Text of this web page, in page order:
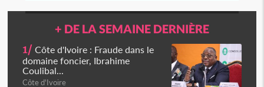
+ DE LA SEMAINE DERNIÈRE
1/ Côte d'Ivoire : Fraude dans le
domaine foncier, Ibrahime
Coulibal...
Côte d'Ivoire